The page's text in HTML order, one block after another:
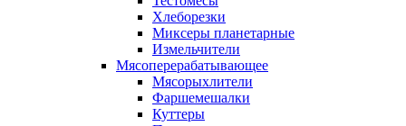
Хлеборезки
Миксеры планетарные
Измельчители
Мясоперерабатывающее
Мясорыхлители
Фаршемешалки
Куттеры